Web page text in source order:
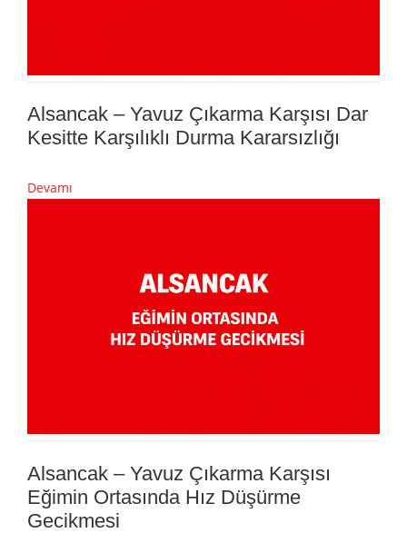
Alsancak – Yavuz Çıkarma Karşısı Dar
Kesitte Karşılıklı Durma Kararsızlığı
Devamı
Alsancak – Yavuz Çıkarma Karşısı
Eğimin Ortasında Hız Düşürme
Gecikmesi